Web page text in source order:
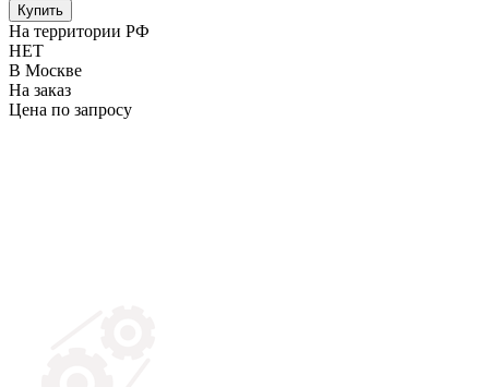
Купить
На территории РФ
НЕТ
В Москве
На заказ
Цена по запросу